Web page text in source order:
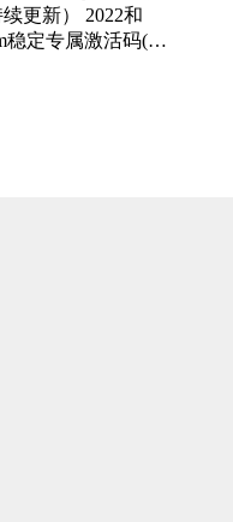
更新） 2022和
稳定专属激活码(…